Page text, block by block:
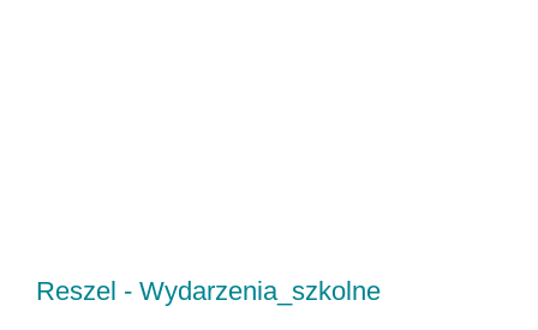
Reszel - Wydarzenia_szkolne